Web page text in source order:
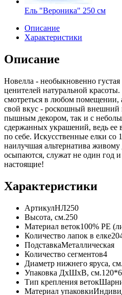
Ель "Вероника" 250 см
Описание
Характеристики
Описание
Новелла - необыкновенно густая
ценителей натуральной
смотреться в любом помещении,
свой вкус - роскошный внешний
пышным декором, так и с
сдержанных украшений, ведь ее
по себе. Искусственные елки со
наилучшая альтернатива живому
осыпаются, служат не один год
настоящие!
Характеристики
АртикулНЛ250
Высота, см.250
Материал веток100% PE
Количество лапок в елке
ПодставкаМеталлическая
Количество сегментов4
Диаметр нижнего яруса, см.
Упаковка ДхШхВ, см.
Тип крепления веток
Материал упаковки